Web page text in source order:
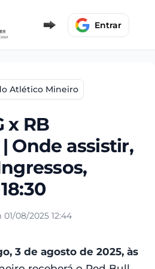
Entrar
Atlético Mineiro
x RB
Onde assistir,
08/2025 12:44
3 de agosto de 2025, às